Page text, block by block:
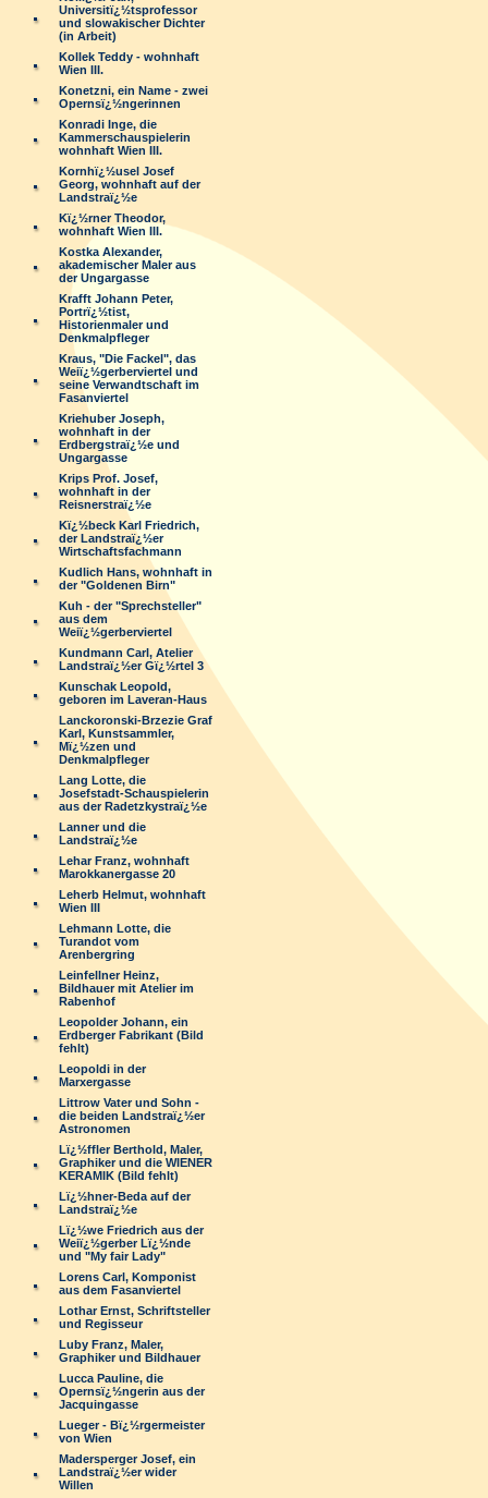
Universitï¿½tsprofessor
und slowakischer Dichter
(in Arbeit)
Kollek Teddy - wohnhaft
Wien III.
Konetzni, ein Name - zwei
Opernsï¿½ngerinnen
Konradi Inge, die
Kammerschauspielerin
wohnhaft Wien III.
Kornhï¿½usel Josef
Georg, wohnhaft auf der
Landstraï¿½e
Kï¿½rner Theodor,
wohnhaft Wien III.
Kostka Alexander,
akademischer Maler aus
der Ungargasse
Krafft Johann Peter,
Portrï¿½tist,
Historienmaler und
Denkmalpfleger
Kraus, "Die Fackel", das
Weiï¿½gerberviertel und
seine Verwandtschaft im
Fasanviertel
Kriehuber Joseph,
wohnhaft in der
Erdbergstraï¿½e und
Ungargasse
Krips Prof. Josef,
wohnhaft in der
Reisnerstraï¿½e
Kï¿½beck Karl Friedrich,
der Landstraï¿½er
Wirtschaftsfachmann
Kudlich Hans, wohnhaft in
der "Goldenen Birn"
Kuh - der "Sprechsteller"
aus dem
Weiï¿½gerberviertel
Kundmann Carl, Atelier
Landstraï¿½er Gï¿½rtel 3
Kunschak Leopold,
geboren im Laveran-Haus
Lanckoronski-Brzezie Graf
Karl, Kunstsammler,
Mï¿½zen und
Denkmalpfleger
Lang Lotte, die
Josefstadt-Schauspielerin
aus der Radetzkystraï¿½e
Lanner und die
Landstraï¿½e
Lehar Franz, wohnhaft
Marokkanergasse 20
Leherb Helmut, wohnhaft
Wien III
Lehmann Lotte, die
Turandot vom
Arenbergring
Leinfellner Heinz,
Bildhauer mit Atelier im
Rabenhof
Leopolder Johann, ein
Erdberger Fabrikant (Bild
fehlt)
Leopoldi in der
Marxergasse
Littrow Vater und Sohn -
die beiden Landstraï¿½er
Astronomen
Lï¿½ffler Berthold, Maler,
Graphiker und die WIENER
KERAMIK (Bild fehlt)
Lï¿½hner-Beda auf der
Landstraï¿½e
Lï¿½we Friedrich aus der
Weiï¿½gerber Lï¿½nde
und "My fair Lady"
Lorens Carl, Komponist
aus dem Fasanviertel
Lothar Ernst, Schriftsteller
und Regisseur
Luby Franz, Maler,
Graphiker und Bildhauer
Lucca Pauline, die
Opernsï¿½ngerin aus der
Jacquingasse
Lueger - Bï¿½rgermeister
von Wien
Madersperger Josef, ein
Landstraï¿½er wider
Willen